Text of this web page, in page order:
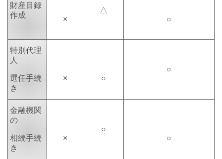
財産目録
作成
×
△
○
特別代理
人
選任手続
き
× ○
○
金融機関
の
相続手続
き
×
○
○